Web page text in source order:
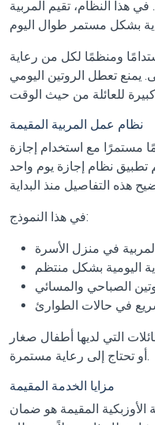
في هذا النظام، تقيم المربية
ومنظمًا لكل من رعاية
يمنع تعطل الروتين اليومي
نظام عمل المربية المقيمة
مستمرًا مع استخدام إجازة
تطبيق نظام إجازة يوم واحد
في هذا النموذج:
في منزل الأسرة
اليومية بشكل منتظم
الصباحي والمسائي
في حالات الطوارئ
التي لديها أطفال صغار
أو تحتاج إلى رعاية مستمرة.
مزايا الخدمة المقيمة
الأوزبكية المقيمة هو ضمان